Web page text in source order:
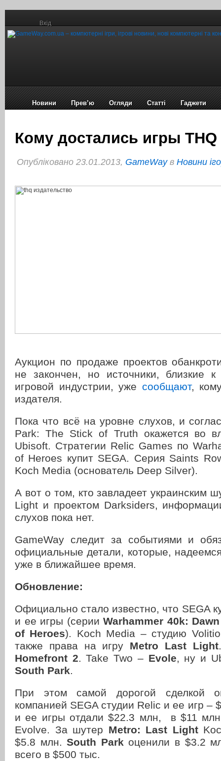
Вхід
Новини Прев’ю Огляди Статті Гаджети
Кому достались игры THQ
Опубліковано 23.01.2013, GameWayв Новини
Аукцион по продаже проектов
не закончен, но источники, близкие
игровой индустрии, уже сообщают,
издателя.
Пока что всё на уровне слухов, и
Park: The Stick of Truth окажется во
Ubisoft. Cтратегии Relic Games по
of Heroes купит SEGA. Серия Saints
Koch Media (основатель Deep Silver).
А вот о том, кто завладеет украинским
Light и проектом Darksiders,
слухов пока нет.
GameWay следит за событиями и
официальные детали, которые,
уже в ближайшее время.
Обновление:
Официально стало известно, что SEGA
и ее игры (серии Warhammer 40k:
of Heroes). Koch Media – студию
также права на игру Metro Last Light
Homefront 2. Take Two – Evole, ну и
South Park.
При этом самой дорогой сделкой
компанией SEGA студии Relic и ее игр –
и ее игры отдали $22.3 млн, в $11 млн
Evolve. За шутер Metro: Last Light
$5.8 млн.South Park оценили в $3.2
всего в $500 тыс.